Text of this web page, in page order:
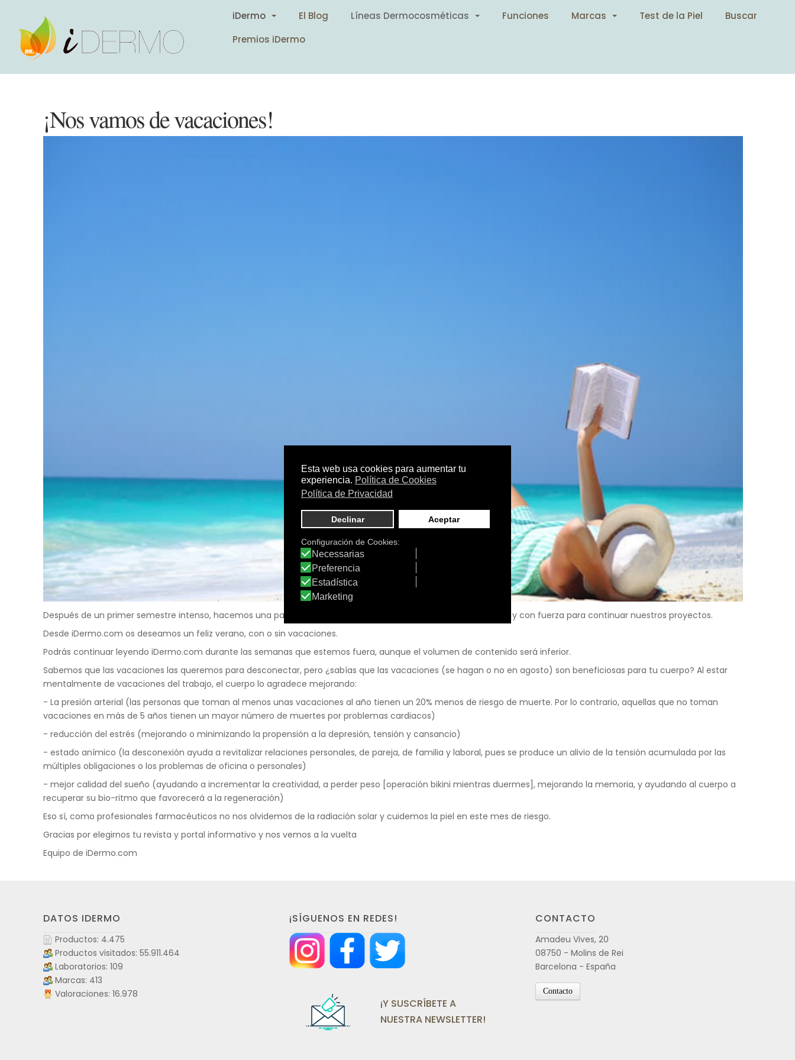
iDermo El Blog Líneas Dermocosméticas Funciones Marcas Test de la Piel
Buscar
Premios iDermo
¡Nos vamos de vacaciones!
Después de un primer semestre intenso, hacemos una pausa para descansar y volver más enérgicos, inspirados y con fuerza para continuar nuestros proyectos.
Desde iDermo.com os deseamos un feliz verano, con o sin vacaciones.
Podrás continuar leyendo iDermo.com durante las semanas que estemos fuera, aunque el volumen de contenido será inferior.
Sabemos que las vacaciones las queremos para desconectar, pero ¿sabías que las vacaciones (se hagan o no en agosto) son beneficiosas para tu cuerpo? Al estar
mentalmente de vacaciones del trabajo, el cuerpo lo agradece mejorando:
- La presión arterial (las personas que toman al menos unas vacaciones al año tienen un 20% menos de riesgo de muerte. Por lo contrario, aquellas que no toman
vacaciones en más de 5 años tienen un mayor número de muertes por problemas cardiacos)
- reducción del estrés (mejorando o minimizando la propensión a la depresión, tensión y cansancio)
- estado anímico (la desconexión ayuda a revitalizar relaciones personales, de pareja, de familia y laboral, pues se produce un alivio de la tensión acumulada por las
múltiples obligaciones o los problemas de oficina o personales)
- mejor calidad del sueño (ayudando a incrementar la creatividad, a perder peso [operación bikini mientras duermes], mejorando la memoria, y ayudando al cuerpo a
recuperar su bio-ritmo que favorecerá a la regeneración)
Eso sí, como profesionales farmacéuticos no nos olvidemos de la radiación solar y cuidemos la piel en este mes de riesgo.
Gracias por elegirnos tu revista y portal informativo y nos vemos a la vuelta
Equipo de iDermo.com
DATOS IDERMO
Productos: 4.475
Productos visitados: 55.911.464
Laboratorios: 109
Marcas: 413
Valoraciones: 16.978
¡SÍGUENOS EN REDES!
¡Y SUSCRÍBETE A
NUESTRA NEWSLETTER!
CONTACTO
Amadeu Vives, 20
08750 - Molins de Rei
Barcelona - España
Contacto